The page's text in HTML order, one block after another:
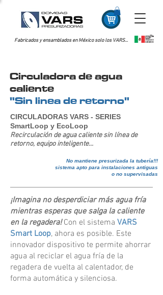
Fabricados y ensamblados en México solo los VARS...
Circuladora de agua
caliente
"Sin linea de retorno"
CIRCULADORAS VARS - SERIES
SmartLoop y EcoLoop
Recirculación de agua caliente sin línea de
retorno, equipo inteligente...
No mantiene presurizada la tubería!!!
sistema apto para instalaciones antiguas
o no supervisadas
¡Imagina no desperdiciar más agua fría
mientras esperas que salga la caliente
en la regadera!Con el sistema VARS
Smart Loop, ahora es posible. Este
innovador dispositivo te permite ahorrar
agua al reciclar el agua fría de la
regadera de vuelta al calentador, de
forma automática y silenciosa.